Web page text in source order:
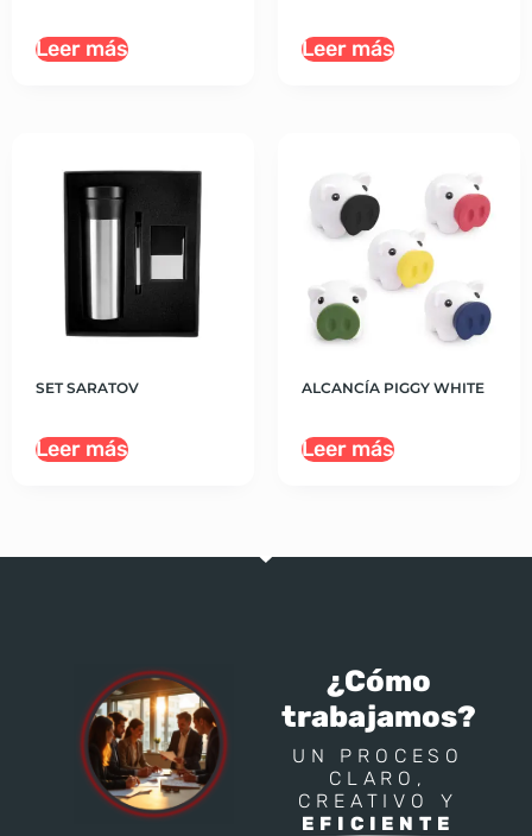
Leer más Leer más
SET SARATOV
Leer más
ALCANCÍA PIGGY WHITE
Leer más
¿Cómo
trabajamos?
UN PROCESO
CLARO,
CREATIVO Y
EFICIENTE